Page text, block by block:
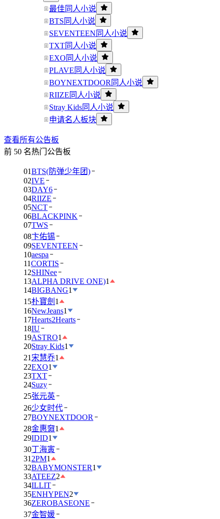
最佳同人小说
BTS同人小说
SEVENTEEN同人小说
TXT同人小说
EXO同人小说
PLAVE同人小说
BOYNEXTDOOR同人小说
RIIZE同人小说
Stray Kids同人小说
申请名人板块
查看所有公告板
前 50 名热门公告板
01BTS(防弹少年团)
02IVE
03DAY6
04RIIZE
05NCT
06BLACKPINK
07TWS
08卞佑锡
09SEVENTEEN
10aespa
11CORTIS
12SHINee
13ALPHA DRIVE ONE)1
14BIGBANG1
15朴寶劍 1
16NewJeans1
17Hearts2Hearts
18IU
19ASTRO1
20Stray Kids1
21 宋慧乔1
22EXO1
23TXT
24Suzy
25张元英
26少女时代
27BOYNEXTDOOR
28金惠奫1
29IDID1
30丁海寅
31 2PM1
32BABYMONSTER1
33ATEEZ2
34ILLIT
35ENHYPEN2
36ZEROBASEONE
37金智媛